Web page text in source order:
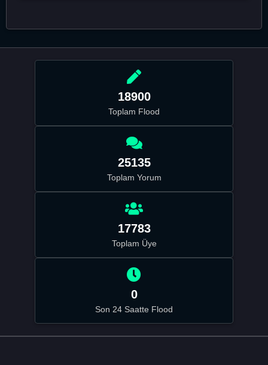
18900
Toplam Flood
25135
Toplam Yorum
17783
Toplam Üye
0
Son 24 Saatte Flood